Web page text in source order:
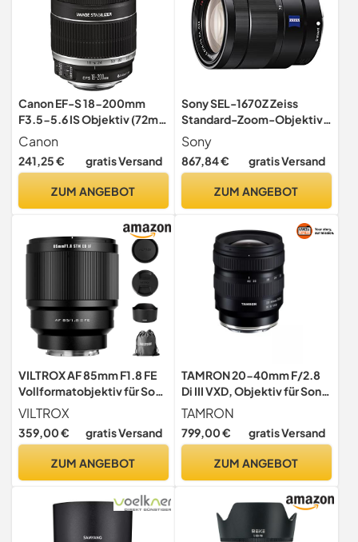
Canon EF-S 18-200mm
F3.5-5.6 IS Objektiv (72mm
Filtergewinde) schwarz
Canon
241,25 € gratis Versand
ZUM ANGEBOT
Sony SEL-1670Z Zeiss
Standard-Zoom-Objektiv
(16-70 mm, F4.0, OSS,
APS-C, geeignet für A7,
ZV-E10, A6000- und Nex-
Sony
867,84 € gratis Versand
ZUM ANGEBOT
VILTROX AF 85mm F1.8 FE
Vollformatobjektiv für Sony
E-Mount, 85mm f/1.8
Autofokus-Portrait-Prime-
Objektiv, kompatibel mit
a7III a7C FX3 ZVE1 A1 a6600
VILTROX
359,00 € gratis Versand
ZUM ANGEBOT
TAMRON 20-40mm F/2.8
Di III VXD, Objektiv für Sony
E-Mount, A062, schwarz
TAMRON
799,00 € gratis Versand
ZUM ANGEBOT